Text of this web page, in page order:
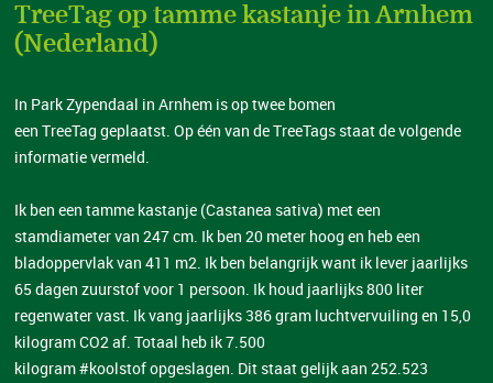
TreeTag op tamme kastanje in Arnhem
(Nederland)
In Park Zypendaal in Arnhem is op twee bomen
een TreeTag geplaatst. Op één van de TreeTags staat de volgende
informatie vermeld.
Ik ben een tamme kastanje (Castanea sativa) met een
stamdiameter van 247 cm. Ik ben 20 meter hoog en heb een
bladoppervlak van 411 m2. Ik ben belangrijk want ik lever jaarlijks
65 dagen zuurstof voor 1 persoon. Ik houd jaarlijks 800 liter
regenwater vast. Ik vang jaarlijks 386 gram luchtvervuiling en 15,0
kilogram CO2 af. Totaal heb ik 7.500
kilogram #koolstof opgeslagen. Dit staat gelijk aan 252.523